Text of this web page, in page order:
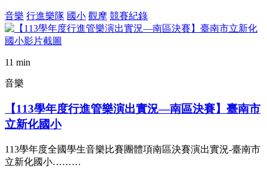
音樂 行進樂隊 國小 觀摩 競賽紀錄
11 min
音樂
【113學年度行進管樂演出實況—南區決賽】臺南市
立新化國小
113學年度全國學生音樂比賽團體項南區決賽演出實況-臺南市
立新化國小………